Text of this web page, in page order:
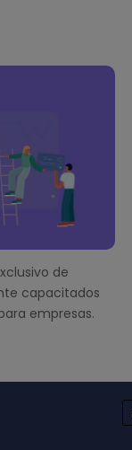
de
capacitados
empresas.